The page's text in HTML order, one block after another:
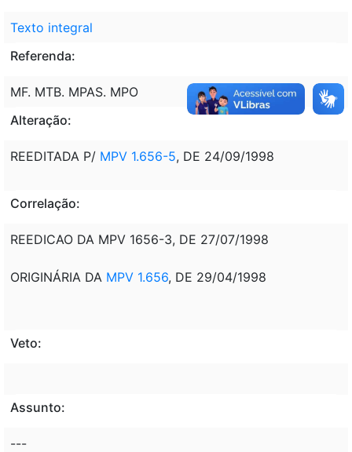
Texto integral
Referenda:
MF. MTB. MPAS. MPO
Alteração:
REEDITADA P/ MPV 1.656-5, DE 24/09/1998
Correlação:
REEDICAO DA MPV 1656-3, DE 27/07/1998
ORIGINÁRIA DA MPV 1.656, DE 29/04/1998
Veto:
Assunto:
---